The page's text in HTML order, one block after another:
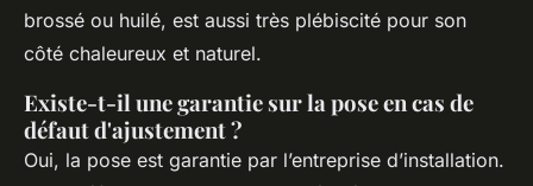
brossé ou huilé, est aussi très plébiscité pour son
côté chaleureux et naturel.
Existe-t-il une garantie sur la pose en cas de
défaut d'ajustement ?
Oui, la pose est garantie par l’entreprise d’installation.